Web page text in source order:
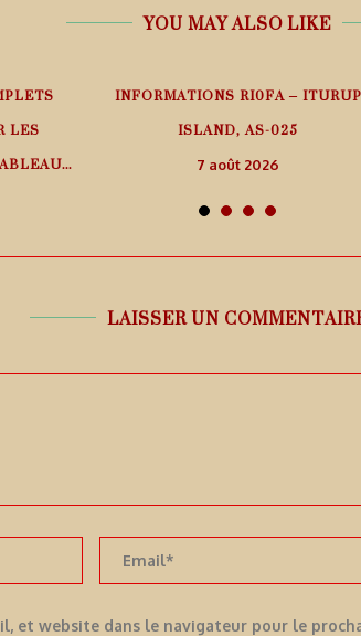
YOU MAY ALSO LIKE
LES
INFORMATIONS RI0FA – ITURUP
ISLAND, AS-025
7 août 2026
LAISSER UN
et website dans le navigateur pour le